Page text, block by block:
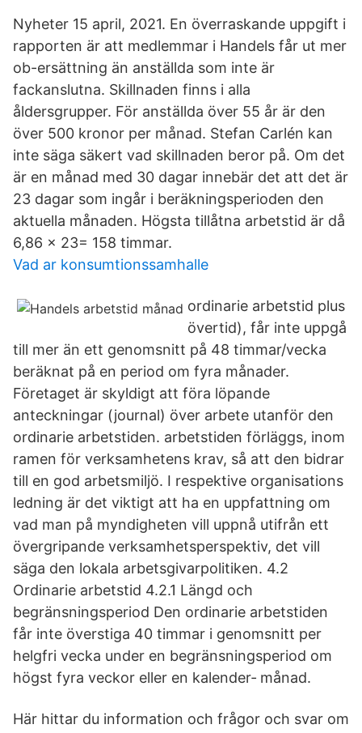
Nyheter 15 april, 2021. En överraskande uppgift i
rapporten är att medlemmar i Handels får ut mer
ob-ersättning än anställda som inte är
fackanslutna. Skillnaden finns i alla
åldersgrupper. För anställda över 55 år är den
över 500 kronor per månad. Stefan Carlén kan
inte säga säkert vad skillnaden beror på. Om det
är en månad med 30 dagar innebär det att det är
23 dagar som ingår i beräkningsperioden den
aktuella månaden. Högsta tillåtna arbetstid är då
6,86 x 23= 158 timmar.
Vad ar konsumtionssamhalle
ordinarie arbetstid plus
övertid), får inte uppgå
till mer än ett genomsnitt på 48 timmar/vecka
beräknat på en period om fyra månader.
Företaget är skyldigt att föra löpande
anteckningar (journal) över arbete utanför den
ordinarie arbetstiden. arbetstiden förläggs, inom
ramen för verksamhetens krav, så att den bidrar
till en god arbetsmiljö. I respektive organisations
ledning är det viktigt att ha en uppfattning om
vad man på myndigheten vill uppnå utifrån ett
övergripande verksamhetsperspektiv, det vill
säga den lokala arbetsgivarpolitiken. 4.2
Ordinarie arbetstid 4.2.1 Längd och
begränsningsperiod Den ordinarie arbetstiden
får inte överstiga 40 timmar i genomsnitt per
helgfri vecka under en begränsningsperiod om
högst fyra veckor eller en kalender‐ månad.
Här hittar du information och frågor och svar om